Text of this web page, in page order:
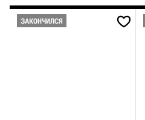
ЗАКОНЧИЛСЯ